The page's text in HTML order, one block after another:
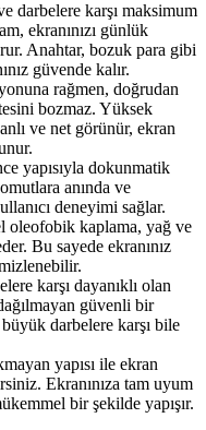
darbelere karşı maksimum
ekranınızı günlük
Anahtar, bozuk para gibi
güvende kalır.
rağmen, doğrudan
bozmaz. Yüksek
ve net görünür, ekran
yapısıyla dokunmatik
anında ve
deneyimi sağlar.
oleofobik kaplama, yağ ve
Bu sayede ekranınız
karşı dayanıklı olan
güvenli bir
büyük darbelere karşı bile
yapısı ile ekran
Ekranınıza tam uyum
bir şekilde yapışır.